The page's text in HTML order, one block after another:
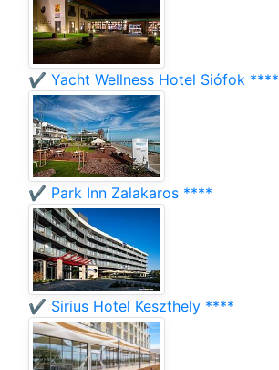
✔️ Yacht Wellness Hotel Siófok ****
✔️ Park Inn Zalakaros ****
✔️ Sirius Hotel Keszthely ****